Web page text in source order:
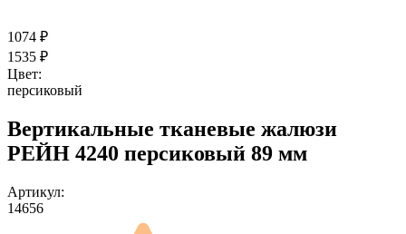
1074 ₽
1535 ₽
Цвет:
персиковый
Вертикальные тканевые жалюзи
РЕЙН 4240 персиковый 89 мм
Артикул:
14656